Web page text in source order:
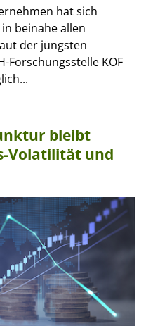
hat sich
beinahe allen
der jüngsten
Forschungsstelle KOF
bleibt
Volatilität und